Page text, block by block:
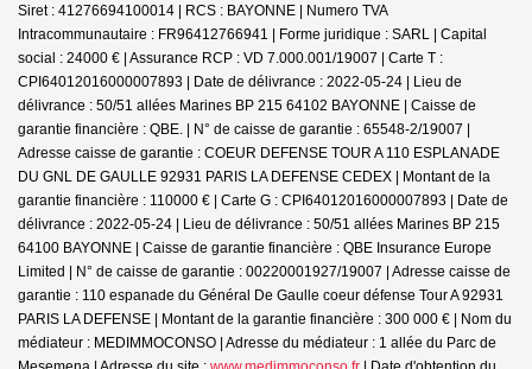
Siret : 41276694100014 | RCS : BAYONNE | Numero TVA
Intracommunautaire : FR96412766941 | Forme juridique : SARL | Capital
social : 24000 € | Assurance RCP : VD 7.000.001/19007 | Carte T :
CPI64012016000007893 | Date de délivrance : 2022-05-24 | Lieu de
délivrance : 50/51 allées Marines BP 215 64102 BAYONNE | Caisse de
garantie financière : QBE. | N° de caisse de garantie : 65548-2/19007 |
Adresse caisse de garantie : COEUR DEFENSE TOUR A 110 ESPLANADE
DU GNL DE GAULLE 92931 PARIS LA DEFENSE CEDEX | Montant de la
garantie financière : 110000 € | Carte G : CPI64012016000007893 | Date de
délivrance : 2022-05-24 | Lieu de délivrance : 50/51 allées Marines BP 215
64100 BAYONNE | Caisse de garantie financière : QBE Insurance Europe
Limited | N° de caisse de garantie : 00220001927/19007 | Adresse caisse de
garantie : 110 espanade du Général De Gaulle coeur défense Tour A 92931
PARIS LA DEFENSE | Montant de la garantie financière : 300 000 € | Nom du
médiateur : MEDIMMOCONSO | Adresse du médiateur : 1 allée du Parc de